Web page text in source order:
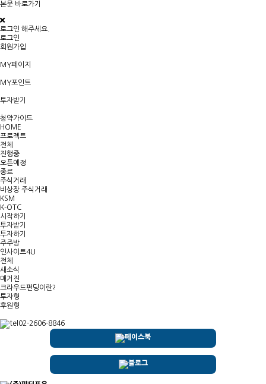
본문 바로가기
로그인 해주세요.
로그인
회원가입
MY페이지
MY포인트
투자받기
청약가이드
HOME
프로젝트
전체
진행중
오픈예정
종료
주식거래
비상장 주식거래
KSM
K-OTC
시작하기
투자받기
투자하기
주주방
인사이트4U
전체
새소식
매거진
크라우드펀딩이란?
투자형
후원형
02-2606-8846